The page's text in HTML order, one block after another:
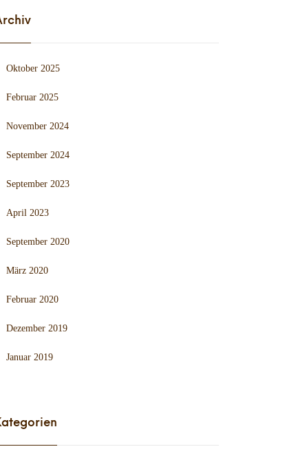
Oktober 2025
Februar 2025
November 2024
September 2024
September 2023
April 2023
September 2020
März 2020
Februar 2020
Dezember 2019
Januar 2019